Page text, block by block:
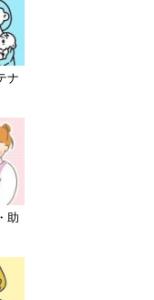
ナ
助